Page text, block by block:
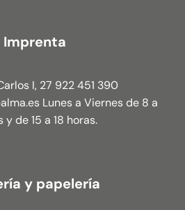
Imprenta
I, 27 922 451 390
Lunes a Viernes de 8 a
y de 15 a 18 horas.
y papelería